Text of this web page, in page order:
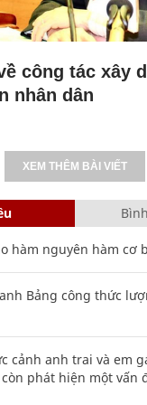
công tác xây
nhân dân
XEM THÊM BÀI VIẾT
hàm nguyên hàm cơ
Bảng công thức
cảnh anh trai và em
phát hiện một vấn